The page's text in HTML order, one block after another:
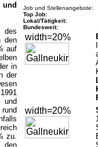
des
den
auf
in
der
zu.
den
Job und Stellenangebote:
Top Job:
Lokal/Tätigkeit:
Bundesweit:
width=20%
width=20%